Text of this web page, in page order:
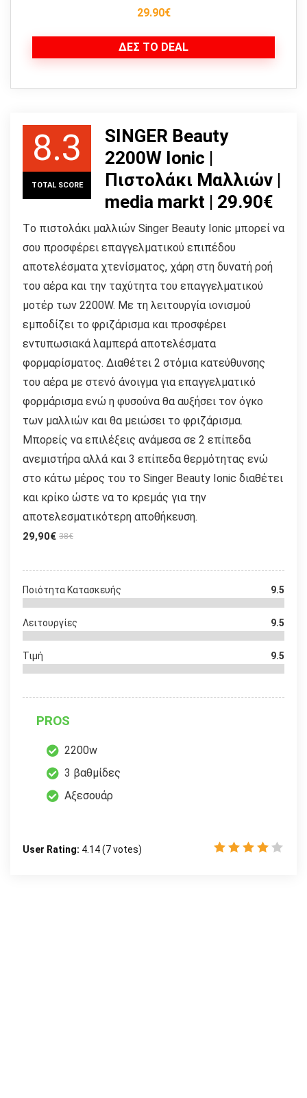
29.90€
ΔΕΣ ΤΟ DEAL
8.3
TOTAL SCORE
SINGER Beauty
2200W Ionic |
Πιστολάκι Μαλλιών |
media markt | 29.90€
Tο πιστολάκι μαλλιών Singer Beauty Ionic μπορεί να
σου προσφέρει επαγγελματικού επιπέδου
αποτελέσματα χτενίσματος, χάρη στη δυνατή ροή
του αέρα και την ταχύτητα του επαγγελματικού
μοτέρ των 2200W. Με τη λειτουργία ιονισμού
εμποδίζει το φριζάρισμα και προσφέρει
εντυπωσιακά λαμπερά αποτελέσματα
φορμαρίσματος. Διαθέτει 2 στόμια κατεύθυνσης
του αέρα με στενό άνοιγμα για επαγγελματικό
φορμάρισμα ενώ η φυσούνα θα αυξήσει τον όγκο
των μαλλιών και θα μειώσει το φριζάρισμα.
Μπορείς να επιλέξεις ανάμεσα σε 2 επίπεδα
ανεμιστήρα αλλά και 3 επίπεδα θερμότητας ενώ
στο κάτω μέρος του το Singer Beauty Ionic διαθέτει
και κρίκο ώστε να το κρεμάς για την
αποτελεσματικότερη αποθήκευση.
29,90€ 38€
Ποιότητα Κατασκευής 9.5
Λειτουργίες 9.5
Τιμή 9.5
PROS
2200w
3 βαθμίδες
Αξεσουάρ
User Rating: 4.14(7votes)